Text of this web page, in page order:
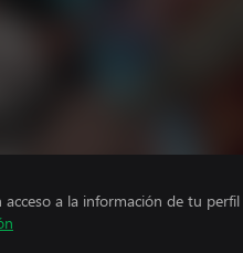
a la información de tu